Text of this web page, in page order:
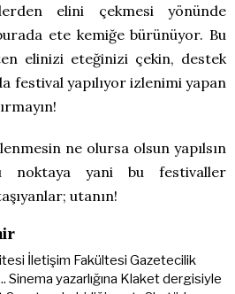
elini çekmesi yönünde
ete kemiğe bürünüyor. Bu
elinizi eteğinizi çekin, destek
festival yapılıyor izlenimi yapan
ne olursa olsun yapılsın
noktaya yani bu festivaller
utanın!
İletişim Fakültesi Gazetecilik
Sinema yazarlığına Klaket dergisiyle